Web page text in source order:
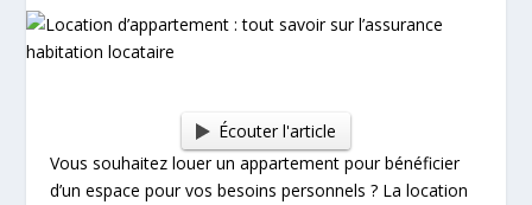
Écouter l'article
Vous souhaitez louer un appartement pour bénéficier
d’un espace pour vos besoins personnels ? La location